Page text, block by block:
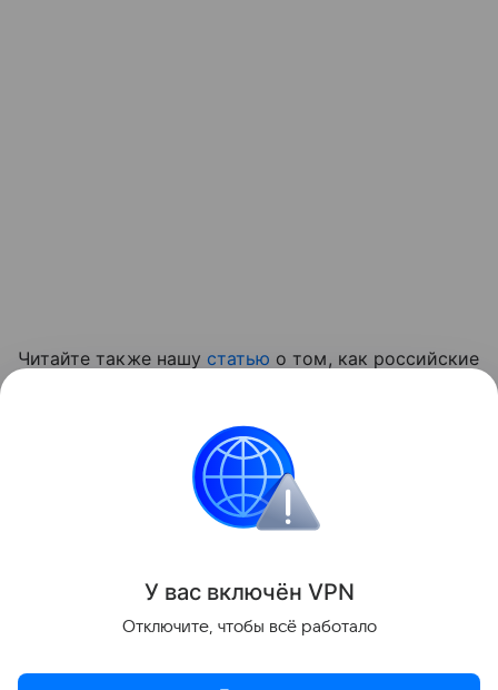
Читайте также нашу статью о том, как российские
Поделиться
У вас включён VPN
Отключите, чтобы всё работало